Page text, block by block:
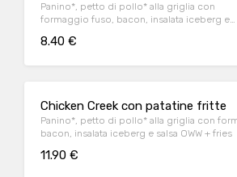
Panino*, petto di pollo* alla griglia con
formaggio fuso, bacon, insalata iceberg e
8.40 €
Chicken Creek con patatine fritte
Panino*, petto di pollo* alla griglia con
bacon, insalata iceberg e salsa OWW + fries
11.90 €